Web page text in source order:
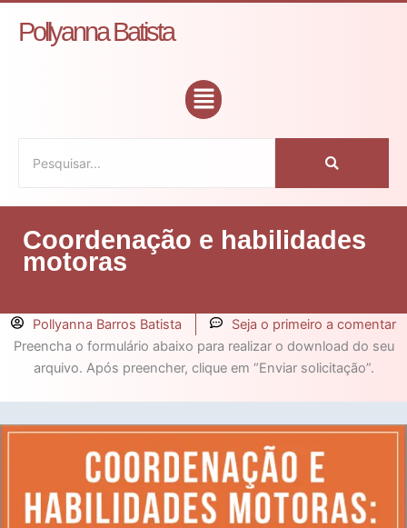
paraPollyanna Batista
Flyout
Menu
Coordenação e habilidades
motoras
Pollyanna Barros Batista
Seja o primeiro a comentar
Preencha o formulário abaixo para realizar o download do seu
arquivo. Após preencher, clique em “Enviar solicitação”.